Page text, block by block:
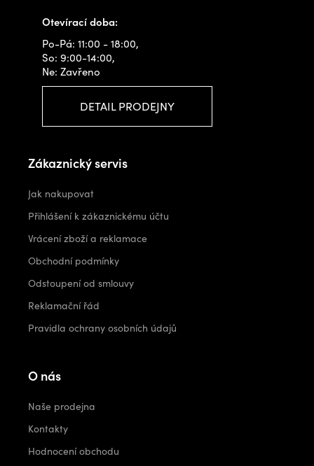
Otevírací doba:
Po-Pá: 11:00 - 18:00,
So: 9:00-14:00,
Ne: Zavřeno
DETAIL PRODEJNY
Zákaznický servis
Jak nakupovat
Přihlášení k zákaznickému účtu
Vrácení zboží a reklamace
Obchodní podmínky
Odstoupení od smlouvy
Reklamační řád
Pravidla ochrany osobních údajů
O nás
Naše prodejna
Kontakty
Hodnocení obchodu